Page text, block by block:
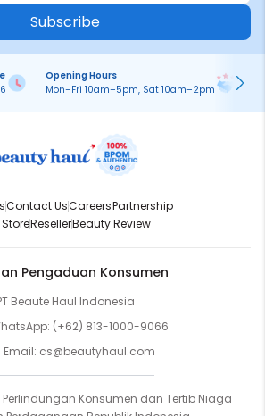
Subscribe
Opening Hours
Mon–Fri 10am–5pm, Sat 10am–2pm
Contact UsCareersPartnership
ResellerBeauty Review
Pengaduan Konsumen
Beaute Haul Indonesia
(+62) 813-1000-9066
Email: cs@beautyhaul.com
Perlindungan Konsumen dan Tertib Niaga